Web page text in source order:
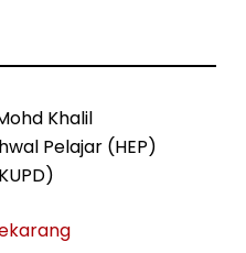
Khalil
Pelajar (HEP)